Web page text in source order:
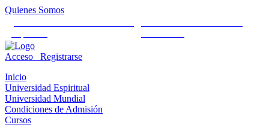
Quienes Somos
Acceso
Registrarse
Inicio
Universidad Espiritual
Universidad Mundial
Condiciones de Admisión
Cursos